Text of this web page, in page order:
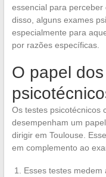
essencial para perceber
disso, alguns exames
especialmente para
por razões específicas.
O papel
Os testes psicotécnicos
desempenham um
dirigir em Toulouse.
em complemento ao
Esses testes